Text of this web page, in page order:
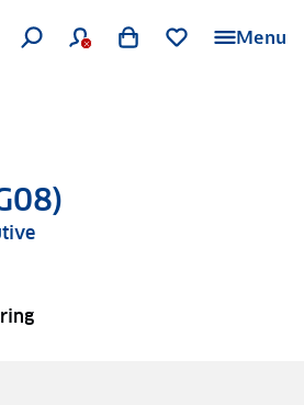
Menu